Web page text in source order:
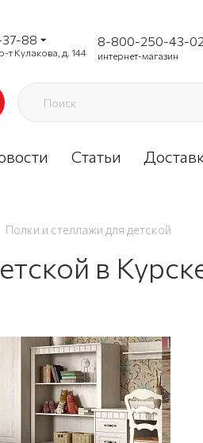
37-88
Кулакова, д. 144
8-800-250-43-02
интернет-магазин
Статьи
Полки и стеллажи для детской
в